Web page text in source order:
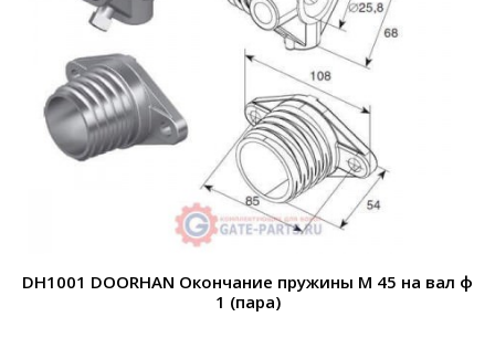
DH1001 DOORHAN Окончание пружины М 45 на вал ф
1 (пара)